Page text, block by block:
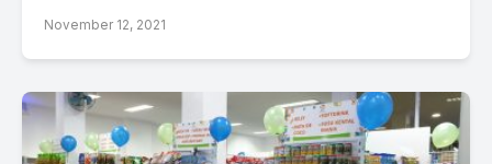
November 12, 2021